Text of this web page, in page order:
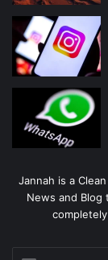
Jannah is a
News and